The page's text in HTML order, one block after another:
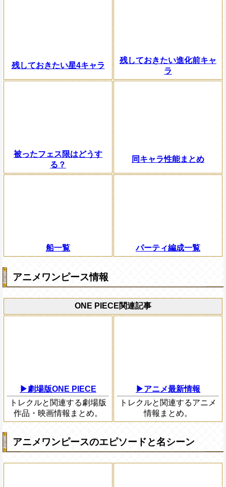
残しておきたい星4キャラ
残しておきたい進化前キャ
ラ
被ったフェス限はどうす
る？
同キャラ性能まとめ
船一覧 パーティ編成一覧
アニメワンピース情報
ONE PIECE関連記事
▶劇場版ONE PIECE
トレクルと関連する劇場版
作品・映画情報まとめ。
▶アニメ最新情報
トレクルと関連するアニメ
情報まとめ。
アニメワンピースのエピソードと名シーン